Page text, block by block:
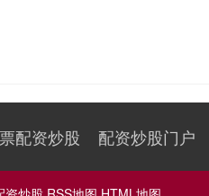
配资炒股 配资炒股门户